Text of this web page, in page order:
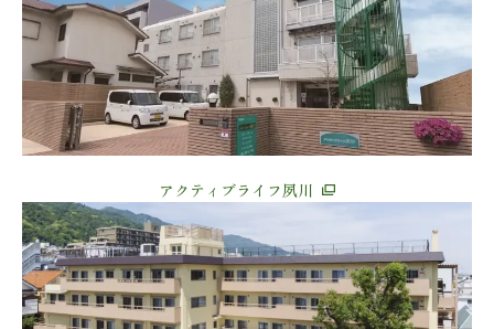
アクティブライフ夙川